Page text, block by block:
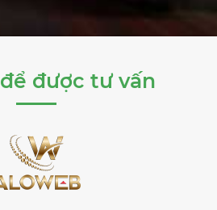
để được tư vấn